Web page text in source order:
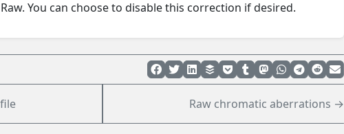
You can choose to disable this correction if desired.
Raw chromatic aberrations →